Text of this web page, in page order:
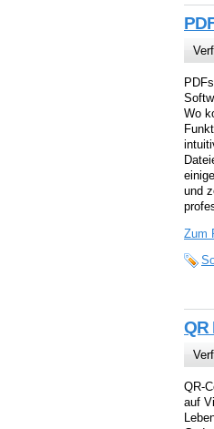
Wo
und
Zum
QR
QR-
auf